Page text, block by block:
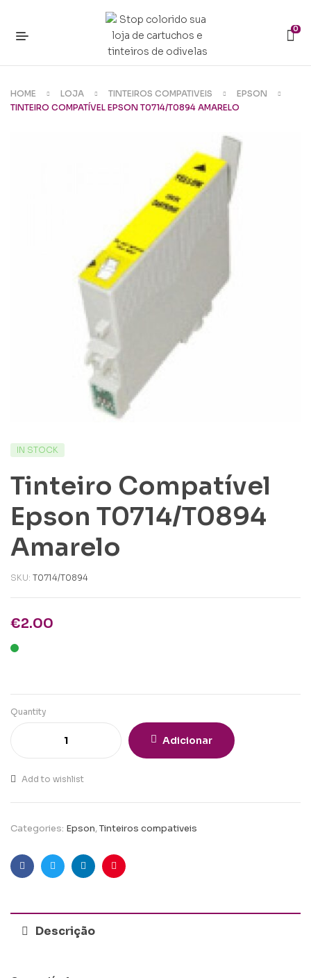
0
HOME LOJA TINTEIROS COMPATIVEIS
EPSON
TINTEIRO COMPATÍVEL EPSON T0714/T0894 AMARELO
IN STOCK
Tinteiro Compatível
Epson T0714/T0894
Amarelo
SKU: T0714/T0894
€2.00
Quantity
Adicionar
Add to wishlist
Categories: Epson,Tinteiros compativeis
FacebookTwitterLinkedinPinterest
Descrição